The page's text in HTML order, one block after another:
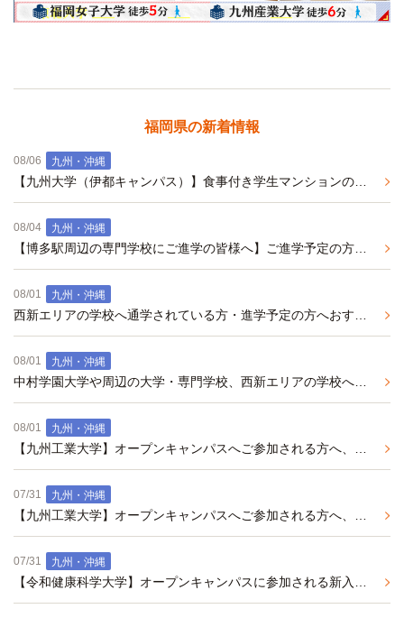
福岡県の新着情報
08/06 九州・沖縄
08/04 九州・沖縄
08/01 九州・沖縄
08/01 九州・沖縄
08/01 九州・沖縄
07/31 九州・沖縄
07/31 九州・沖縄